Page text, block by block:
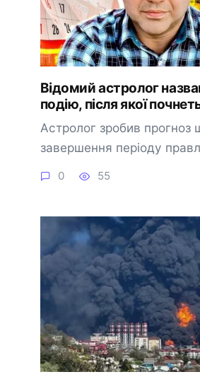
Відомий астролог
подію, після якої
Астролог зробив прогноз
завершення періоду
0 55